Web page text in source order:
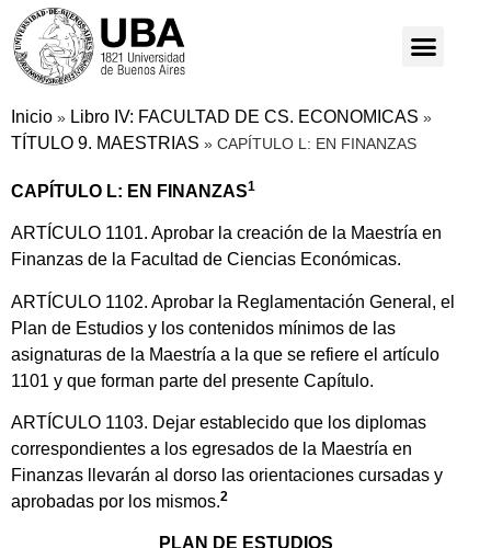
Inicio » Libro IV: FACULTAD DE CS. ECONOMICAS »
TÍTULO 9. MAESTRIAS » CAPÍTULO L: EN FINANZAS
CAPÍTULO L: EN FINANZAS1
ARTÍCULO 1101. Aprobar la creación de la Maestría en
Finanzas de la Facultad de Ciencias Económicas.
ARTÍCULO 1102. Aprobar la Reglamentación General, el
Plan de Estudios y los contenidos mínimos de las
asignaturas de la Maestría a la que se refiere el artículo
1101 y que forman parte del presente Capítulo.
ARTÍCULO 1103. Dejar establecido que los diplomas
correspondientes a los egresados de la Maestría en
Finanzas llevarán al dorso las orientaciones cursadas y
aprobadas por los mismos.2
PLAN DE ESTUDIOS